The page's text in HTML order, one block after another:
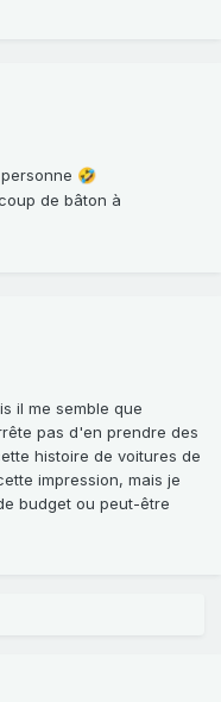
🤣
de bâton à
il me semble que
pas d'en prendre des
histoire de voitures de
impression, mais je
budget ou peut-être